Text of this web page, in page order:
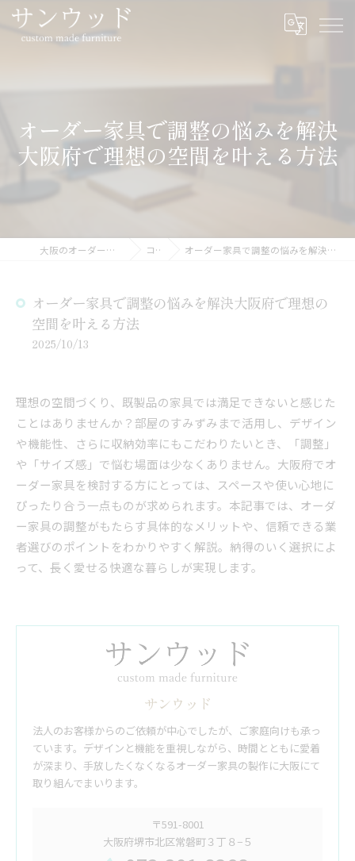
オーダー家具で調整の悩みを解決
大阪府で理想の空間を叶える方法
大阪のオーダー家具ならサンウッド コラム オーダー家具で調整の悩みを解決大阪府で理想の空間を叶える方法
オーダー家具で調整の悩みを解決大阪府で理想の
空間を叶える方法
2025/10/13
理想の空間づくり、既製品の家具では満足できないと感じた
ことはありませんか？部屋のすみずみまで活用し、デザイン
や機能性、さらに収納効率にもこだわりたいとき、「調整」
や「サイズ感」で悩む場面は少なくありません。大阪府でオ
ーダー家具を検討する方にとっては、スペースや使い心地に
ぴったり合う一点ものが求められます。本記事では、オーダ
ー家具の調整がもたらす具体的なメリットや、信頼できる業
者選びのポイントをわかりやすく解説。納得のいく選択によ
って、長く愛せる快適な暮らしが実現します。
サンウッド
法人のお客様からのご依頼が中心でしたが、ご家庭向けも承っ
ています。デザインと機能を重視しながら、時間とともに愛着
が深まり、手放したくなくなるオーダー家具の製作に大阪にて
取り組んでまいります。
〒591-8001
大阪府堺市北区常磐町３丁８−５